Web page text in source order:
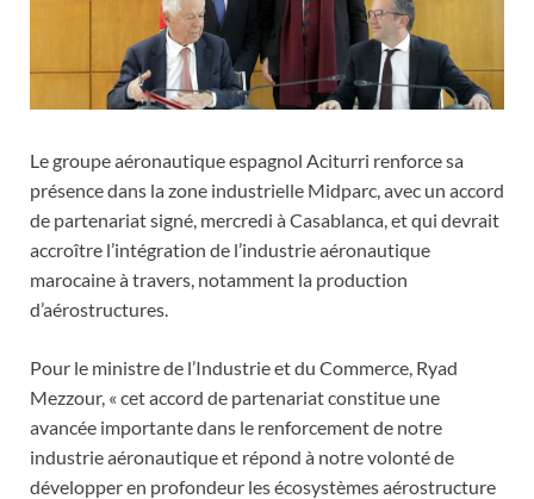
Le groupe aéronautique espagnol Aciturri renforce sa
présence dans la zone industrielle Midparc, avec un accord
de partenariat signé, mercredi à Casablanca, et qui devrait
accroître l’intégration de l’industrie aéronautique
marocaine à travers, notamment la production
d’aérostructures.
Pour le ministre de l’Industrie et du Commerce, Ryad
Mezzour, « cet accord de partenariat constitue une
avancée importante dans le renforcement de notre
industrie aéronautique et répond à notre volonté de
développer en profondeur les écosystèmes aérostructure